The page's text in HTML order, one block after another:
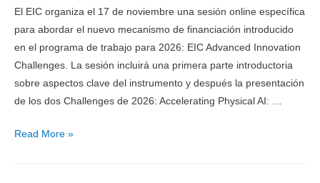
El EIC organiza el 17 de noviembre una sesión online específica
para abordar el nuevo mecanismo de financiación introducido
en el programa de trabajo para 2026: EIC Advanced Innovation
Challenges. La sesión incluirá una primera parte introductoria
sobre aspectos clave del instrumento y después la presentación
de los dos Challenges de 2026: Accelerating Physical AI: …
Read More »